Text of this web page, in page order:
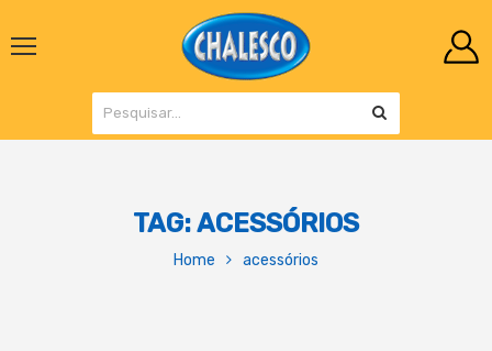
TAG:ACESSÓRIOS
Home acessórios